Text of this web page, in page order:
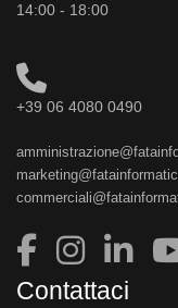
14:00 - 18:00
+39 06 4080 0490
Contattaci